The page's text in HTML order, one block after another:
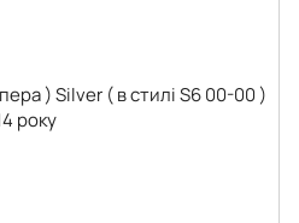
) Silver ( в стилі S6 00-00 )
року